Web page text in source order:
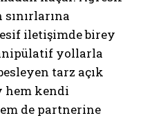
iletişimde birey
yollarla
tarz açık
hem kendi
de partnerine